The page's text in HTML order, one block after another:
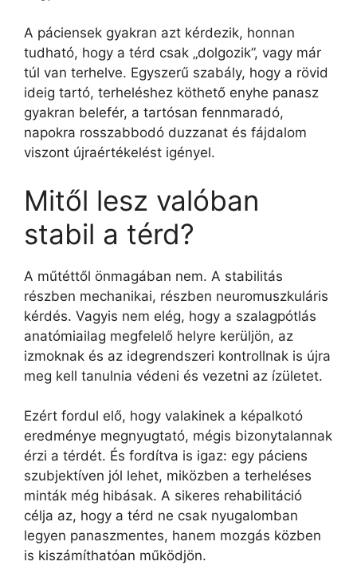
A páciensek gyakran azt kérdezik, honnan
tudható, hogy a térd csak „dolgozik”, vagy már
túl van terhelve. Egyszerű szabály, hogy a rövid
ideig tartó, terheléshez köthető enyhe panasz
gyakran belefér, a tartósan fennmaradó,
napokra rosszabbodó duzzanat és fájdalom
viszont újraértékelést igényel.
Mitől lesz valóban
stabil a térd?
A műtéttől önmagában nem. A stabilitás
részben mechanikai, részben neuromuszkuláris
kérdés. Vagyis nem elég, hogy a szalagpótlás
anatómiailag megfelelő helyre kerüljön, az
izmoknak és az idegrendszeri kontrollnak is újra
meg kell tanulnia védeni és vezetni az ízületet.
Ezért fordul elő, hogy valakinek a képalkotó
eredménye megnyugtató, mégis bizonytalannak
érzi a térdét. És fordítva is igaz: egy páciens
szubjektíven jól lehet, miközben a terheléses
minták még hibásak. A sikeres rehabilitáció
célja az, hogy a térd ne csak nyugalomban
legyen panaszmentes, hanem mozgás közben
is kiszámíthatóan működjön.